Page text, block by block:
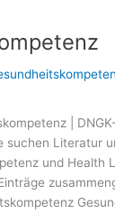
| DNGK-
suchen Literatur
und Health